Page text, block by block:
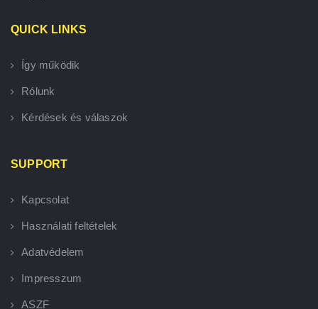
QUICK LINKS
Így működik
Rólunk
Kérdések és válaszok
SUPPORT
Kapcsolat
Használati feltételek
Adatvédelem
Impresszum
ASZF